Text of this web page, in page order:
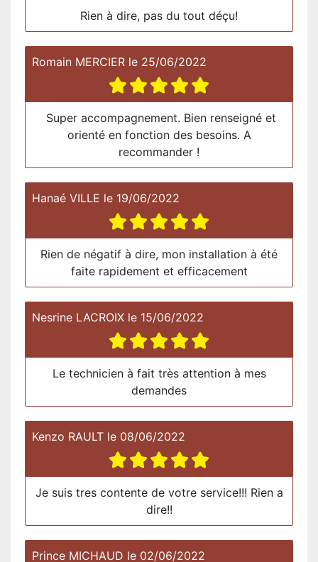
Rien à dire, pas du tout déçu!
Romain MERCIER le 25/06/2022
Super accompagnement. Bien renseigné et
orienté en fonction des besoins. A
recommander !
Hanaé VILLE le 19/06/2022
Rien de négatif à dire, mon installation à été
faite rapidement et efficacement
Nesrine LACROIX le 15/06/2022
Le technicien à fait très attention à mes
demandes
Kenzo RAULT le 08/06/2022
Je suis tres contente de votre service!!! Rien a
dire!!
Prince MICHAUD le 02/06/2022